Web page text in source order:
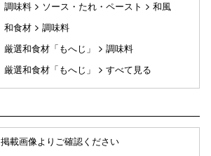
調味料
ソース・たれ・ペースト
和風
和食材
調味料
厳選和食材「もへじ」
調味料
厳選和食材「もへじ」
すべて見る
掲載画像よりご確認ください